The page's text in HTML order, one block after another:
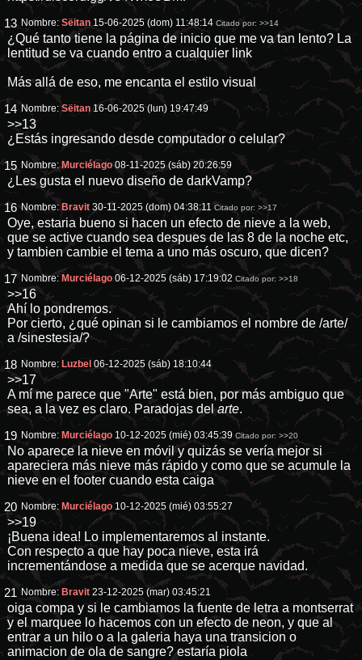
13 Nombre:Sëitan 15-06-2025 (dom) 11:48:14 Citado por:>>14
¿Qué tanto tiene la página de inicio que me va tan lento? La
lentitud se va cuando entro a cualquier link
Más allá de eso, me encanta el estilo visual
14 Nombre:Sëitan 16-06-2025 (lun) 19:47:49
>>13
¿Estás ingresando desde computador o celular?
15 Nombre:Murciélago 08-11-2025 (sáb) 20:26:59
¿Les gusta el nuevo diseño de darkVamp?
16 Nombre: Bravit 30-11-2025 (dom) 04:38:11 Citado por:>>17
Oye, estaria bueno si hacen un efecto de nieve a la web,
que se active cuando sea despues de las 8 de la noche etc,
y tambien cambie el tema a uno más oscuro, que dicen?
17 Nombre: Murciélago 06-12-2025 (sáb) 17:19:02 Citado por:>>18
>>16
Ahí lo pondremos.
Por cierto, ¿qué opinan si le cambiamos el nombre de /arte/
a /sinestesia/?
18 Nombre: Luzbel 06-12-2025 (sáb) 18:10:44
>>17
A mí me parece que "Arte" está bien, por más ambiguo que
sea, a la vez es claro. Paradojas delarte.
19 Nombre: Murciélago 10-12-2025 (mié) 03:45:39 Citado por:>>20
No aparece la nieve en móvil y quizás se vería mejor si
apareciera más nieve más rápido y como que se acumule la
nieve en el footer cuando esta caiga
20 Nombre: Murciélago 10-12-2025 (mié) 03:55:27
>>19
¡Buena idea! Lo implementaremos al instante.
Con respecto a que hay poca nieve, esta irá
incrementándose a medida que se acerque navidad.
21 Nombre: Bravit 23-12-2025 (mar) 03:45:21
oiga compa y si le cambiamos la fuente de letra a montserrat
y el marquee lo hacemos con un efecto de neon, y que al
entrar a un hilo o a la galeria haya una transicion o
animacion de ola de sangre? estaría piola